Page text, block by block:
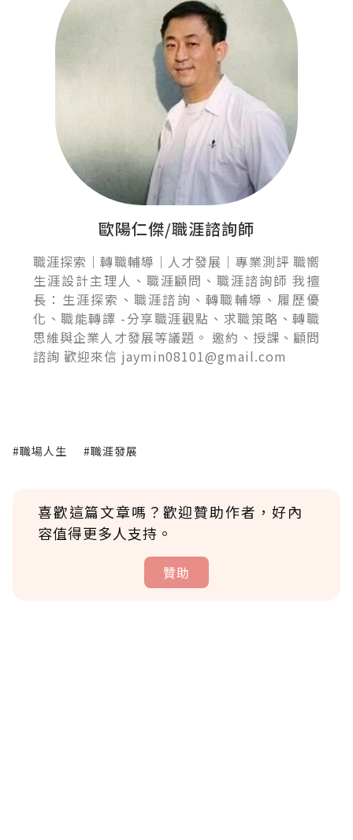
歐陽仁傑/職涯諮詢師
職涯探索｜轉職輔導｜人才發展｜專業測評 職嚮
生涯設計主理人、職涯顧問、職涯諮詢師 我擅
長：生涯探索、職涯諮詢、轉職輔導、履歷優
化、職能轉譯 -分享職涯觀點、求職策略、轉職
思維與企業人才發展等議題。 邀約、授課、顧問
諮詢 歡迎來信 jaymin08101@gmail.com
#職場人生 #職涯發展
喜歡這篇文章嗎？歡迎贊助作者，好內
容值得更多人支持。
贊助